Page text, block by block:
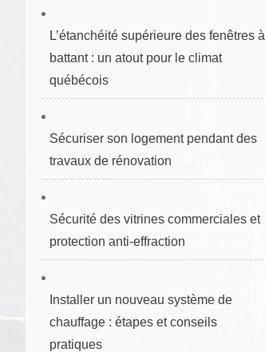
L’étanchéité supérieure des fenêtres à
battant : un atout pour le climat
québécois
Sécuriser son logement pendant des
travaux de rénovation
Sécurité des vitrines commerciales et
protection anti‑effraction
Installer un nouveau système de
chauffage : étapes et conseils
pratiques